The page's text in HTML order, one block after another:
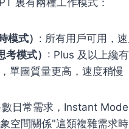
式） : 所有用戶可用，
模式） : Plus 及以上纔
單圖質量更高，速度稍慢
日常需求，Instant
空間關係"這類複雜需求